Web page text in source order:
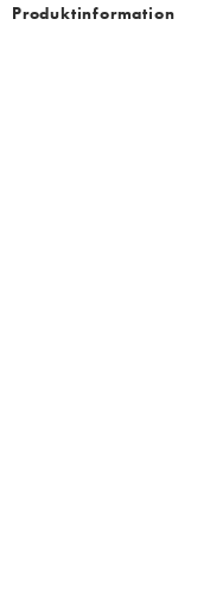
Produktinformation